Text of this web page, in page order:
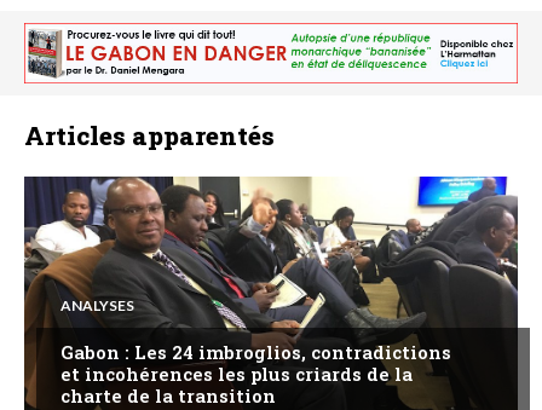
Articles apparentés
ANALYSES
Gabon : Les 24 imbroglios, contradictions
et incohérences les plus criards de la
charte de la transition